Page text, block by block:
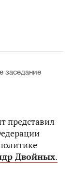
заседание
представил
Двойных.